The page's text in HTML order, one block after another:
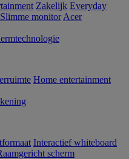
Zakelijk Everyday
Slimme monitor Acer
Home entertainment
Interactief whiteboard
scherm